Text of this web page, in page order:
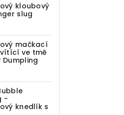
kloubový
slug
mačkací
ve tmě
Dumpling
-
knedlík s